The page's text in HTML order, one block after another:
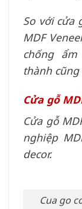
So với cửa
MDF
chống
thành
Cửa gỗ
Cửa gỗ
nghiệp
decor.
Cua go